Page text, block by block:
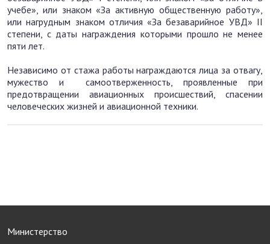
учебе», или знаком «За активную общественную работу»,
или нагрудным знаком отличия «За безаварийное УВД» II
степени, с даты награждения которыми прошло не менее
пяти лет.
Независимо от стажа работы награждаются лица за отвагу,
мужество и самоотверженность, проявленные при
предотвращении авиационных происшествий, спасении
человеческих жизней и авиационной техники.
Министерство